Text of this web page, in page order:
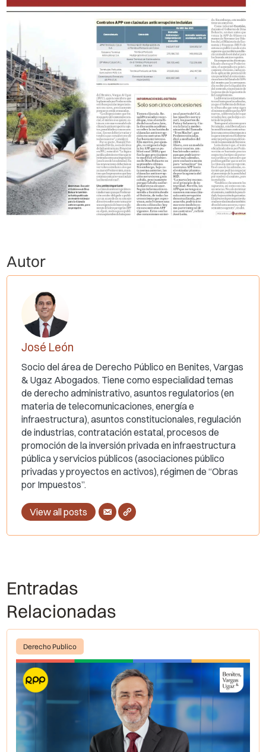
Autor
José León
Socio del área de Derecho Público en Benites, Vargas
& Ugaz Abogados. Tiene como especialidad temas
de derecho administrativo, asuntos regulatorios (en
materia de telecomunicaciones, energía e
infraestructura), asuntos constitucionales, regulación
de industrias, contratación estatal, procesos de
promoción de la inversión privada en infraestructura
pública y servicios públicos (asociaciones público
privadas y proyectos en activos), régimen de “Obras
por Impuestos”.
View all posts
Entradas
Relacionadas
Derecho Publico